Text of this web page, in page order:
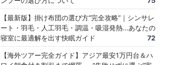
【最新版】掛け布団の選び方“完全攻略”｜シンサレ
ート・羽毛・人工羽毛・調温・吸湿発熱…あなたの
寝室に最適解を出す快眠ガイド
72
【海外ツアー完全ガイド】アジア最安1万円台＆ハ